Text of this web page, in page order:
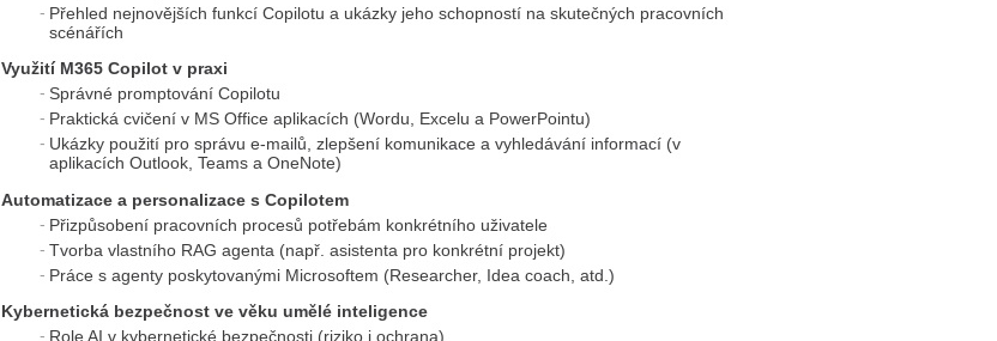
Přehled nejnovějších funkcí Copilotu a ukázky jeho schopností na skutečných pracovních
scénářích
Využití M365 Copilot v praxi
Správné promptování Copilotu
Praktická cvičení v MS Office aplikacích (Wordu, Excelu a PowerPointu)
Ukázky použití pro správu e-mailů, zlepšení komunikace a vyhledávání informací (v
aplikacích Outlook, Teams a OneNote)
Automatizace a personalizace s Copilotem
Přizpůsobení pracovních procesů potřebám konkrétního uživatele
Tvorba vlastního RAG agenta (např. asistenta pro konkrétní projekt)
Práce s agenty poskytovanými Microsoftem (Researcher, Idea coach, atd.)
Kybernetická bezpečnost ve věku umělé inteligence
Role AI v kybernetické bezpečnosti (riziko i ochrana)